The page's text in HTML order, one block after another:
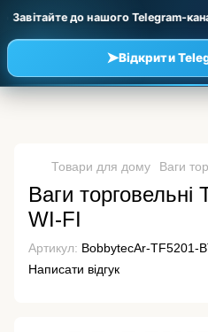
до нашого Telegram-
➤Відкрити
Товари для дому Ваги
Ваги
WI-FI
Артикул: BobbytecAr-TF5201-
Написати відгук